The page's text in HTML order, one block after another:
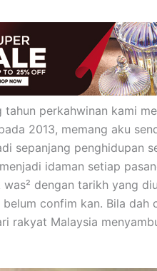
perkahwinan kami
2013, memang aku
sepanjang penghidupan
idaman setiap
dengan tarikh yang
belum confim kan. Bila
rakyat Malaysia